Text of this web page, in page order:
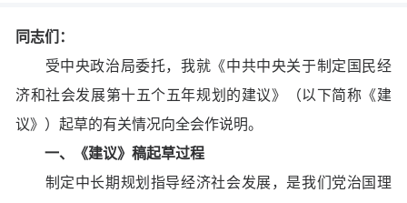
同志们：
受中央政治局委托，我就《中共中央关于制定国民经
济和社会发展第十五个五年规划的建议》（以下简称《建
议》）起草的有关情况向全会作说明。
一、《建议》稿起草过程
制定中长期规划指导经济社会发展，是我们党治国理